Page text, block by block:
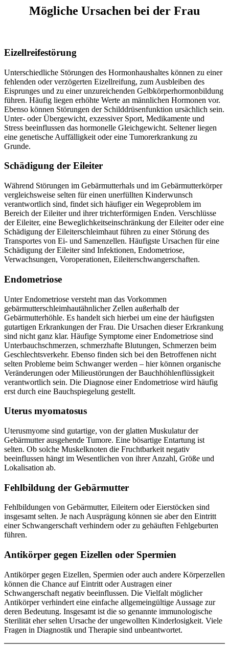
Mögliche Ursachen bei der Frau
Eizellreifestörung
Unterschiedliche Störungen des Hormonhaushaltes können zu einer
fehlenden oder verzögerten Eizellreifung, zum Ausbleiben des
Eisprunges und zu einer unzureichenden Gelbkörperhormonbildung
führen. Häufig liegen erhöhte Werte an männlichen Hormonen vor.
Ebenso können Störungen der Schilddrüsenfunktion ursächlich sein.
Unter- oder Übergewicht, exzessiver Sport, Medikamente und
Stress beeinflussen das hormonelle Gleichgewicht. Seltener liegen
eine genetische Auffälligkeit oder eine Tumorerkrankung zu
Grunde.
Schädigung der Eileiter
Während Störungen im Gebärmutterhals und im Gebärmutterkörper
vergleichsweise selten für einen unerfüllten Kinderwunsch
verantwortlich sind, findet sich häufiger ein Wegeproblem im
Bereich der Eileiter und ihrer trichterförmigen Enden. Verschlüsse
der Eileiter, eine Beweglichkeitseinschränkung der Eileiter oder eine
Schädigung der Eileiterschleimhaut führen zu einer Störung des
Transportes von Ei- und Samenzellen. Häufigste Ursachen für eine
Schädigung der Eileiter sind Infektionen, Endometriose,
Verwachsungen, Voroperationen, Eileiterschwangerschaften.
Endometriose
Unter Endometriose versteht man das Vorkommen
gebärmutterschleimhautähnlicher Zellen außerhalb der
Gebärmutterhöhle. Es handelt sich hierbei um eine der häufigsten
gutartigen Erkrankungen der Frau. Die Ursachen dieser Erkrankung
sind nicht ganz klar. Häufige Symptome einer Endometriose sind
Unterbauchschmerzen, schmerzhafte Blutungen, Schmerzen beim
Geschlechtsverkehr. Ebenso finden sich bei den Betroffenen nicht
selten Probleme beim Schwanger werden – hier können organische
Veränderungen oder Milieustörungen der Bauchhöhlenflüssigkeit
verantwortlich sein. Die Diagnose einer Endometriose wird häufig
erst durch eine Bauchspiegelung gestellt.
Uterus myomatosus
Uterusmyome sind gutartige, von der glatten Muskulatur der
Gebärmutter ausgehende Tumore. Eine bösartige Entartung ist
selten. Ob solche Muskelknoten die Fruchtbarkeit negativ
beeinflussen hängt im Wesentlichen von ihrer Anzahl, Größe und
Lokalisation ab.
Fehlbildung der Gebärmutter
Fehlbildungen von Gebärmutter, Eileitern oder Eierstöcken sind
insgesamt selten. Je nach Ausprägung können sie aber den Eintritt
einer Schwangerschaft verhindern oder zu gehäuften Fehlgeburten
führen.
Antikörper gegen Eizellen oder Spermien
Antikörper gegen Eizellen, Spermien oder auch andere Körperzellen
können die Chance auf Eintritt oder Austragen einer
Schwangerschaft negativ beeinflussen. Die Vielfalt möglicher
Antikörper verhindert eine einfache allgemeingültige Aussage zur
deren Bedeutung. Insgesamt ist die so genannte immunologische
Sterilität eher selten Ursache der ungewollten Kinderlosigkeit. Viele
Fragen in Diagnostik und Therapie sind unbeantwortet.